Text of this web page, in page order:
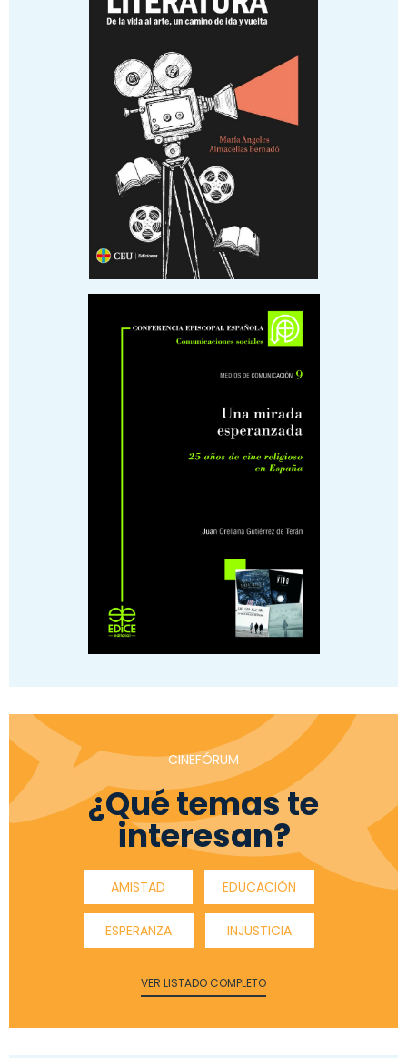
CINEFÓRUM
¿Qué temas te
interesan?
AMISTAD EDUCACIÓN
ESPERANZA INJUSTICIA
VER LISTADO COMPLETO